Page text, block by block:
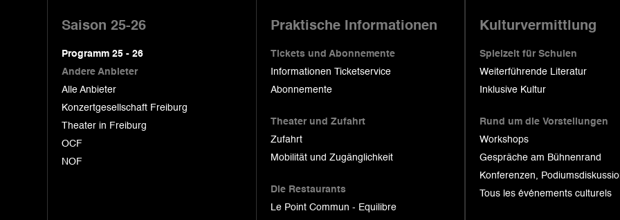
Saison 25-26
Programm 25 - 26
Andere Anbieter
Alle Anbieter
Konzertgesellschaft Freiburg
Theater in Freiburg
OCF
NOF
Praktische Informationen
Tickets und Abonnemente
Informationen Ticketservice
Abonnemente
Theater und Zufahrt
Zufahrt
Mobilität und Zugänglichkeit
Die Restaurants
Le Point Commun - Equilibre
Kulturvermittlung
Spielzeit für Schulen
Weiterführende Literatur
Inklusive Kultur
Rund um die Vorstellungen
Workshops
Gespräche am Bühnenrand
Konferenzen,
Tous les événements culturels